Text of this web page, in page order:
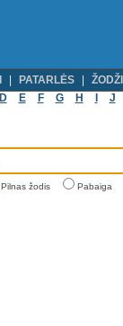
PATARLĖS
D E F G H J
Pilnas žodis Pabaiga